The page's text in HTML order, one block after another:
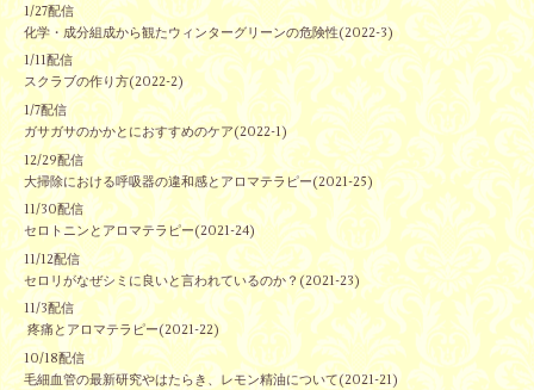
1/27配信
化学・成分組成から観たウィンターグリーンの危険性(2022-3)
1/11配信
スクラブの作り方(2022-2)
1/7配信
ガサガサのかかとにおすすめのケア(2022-1)
12/29配信
大掃除における呼吸器の違和感とアロマテラピー(2021-25)
11/30配信
セロトニンとアロマテラピー(2021-24)
11/12配信
セロリがなぜシミに良いと言われているのか？(2021-23)
11/3配信
疼痛とアロマテラピー(2021-22)
10/18配信
毛細血管の最新研究やはたらき、レモン精油について(2021-21)